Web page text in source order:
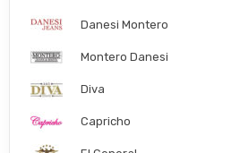
Danesi Montero
Montero Danesi
Diva
Capricho